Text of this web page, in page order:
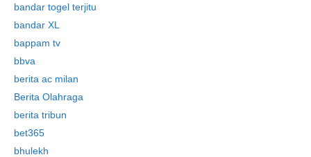
bandar togel terjitu
bandar XL
bappam tv
bbva
berita ac milan
Berita Olahraga
berita tribun
bet365
bhulekh